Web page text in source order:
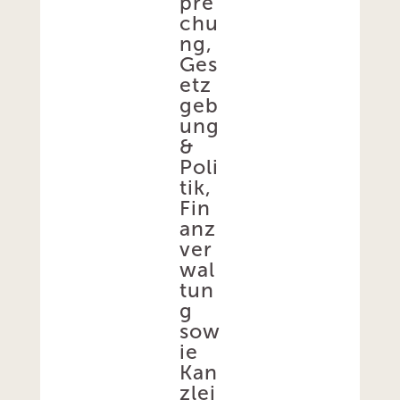
chu
ng,
Ges
etz
geb
ung
&
Poli
tik,
Fin
anz
ver
wal
tun
g
sow
ie
Kan
zlei